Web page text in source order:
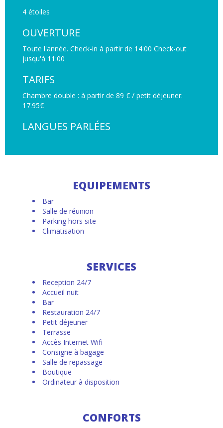
4 étoiles
OUVERTURE
Toute l'année. Check-in à partir de 14:00 Check-out
jusqu'à 11:00
TARIFS
Chambre double : à partir de 89 € / petit déjeuner:
17.95€
LANGUES PARLÉES
EQUIPEMENTS
Bar
Salle de réunion
Parking hors site
Climatisation
SERVICES
Reception 24/7
Accueil nuit
Bar
Restauration 24/7
Petit déjeuner
Terrasse
Accès Internet Wifi
Consigne à bagage
Salle de repassage
Boutique
Ordinateur à disposition
CONFORTS